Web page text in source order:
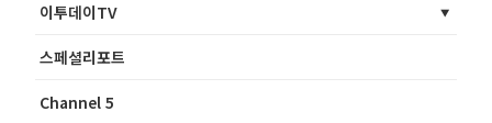
이투데이TV
스페셜리포트
Channel 5